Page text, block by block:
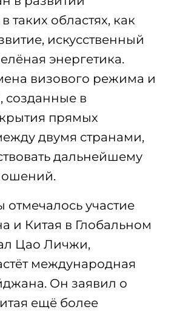
таких областях, как
искусственный
энергетика.
визового режима и
созданные в
прямых
двумя странами,
дальнейшему
отмечалось участие
и Китая в Глобальном
Цао Личжи,
международная
Он заявил о
ещё более